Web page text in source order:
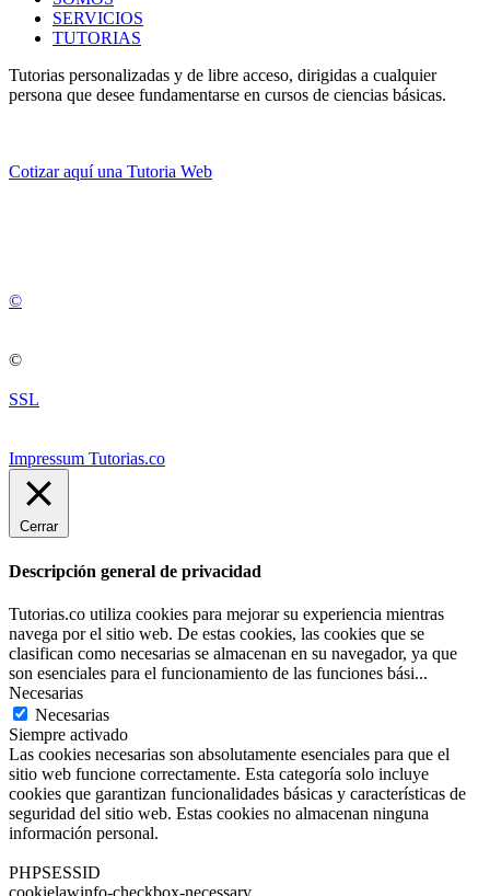
SERVICIOS
TUTORIAS
Tutorias personalizadas y de libre acceso, dirigidas a cualquier
persona que desee fundamentarse en cursos de ciencias básicas.
Cotizar aquí una Tutoria Web
©
©
SSL
Impressum Tutorias.co
Cerrar
Descripción general de privacidad
Tutorias.co utiliza cookies para mejorar su experiencia mientras
navega por el sitio web. De estas cookies, las cookies que se
clasifican como necesarias se almacenan en su navegador, ya que
son esenciales para el funcionamiento de las funciones bási...
Necesarias
Necesarias
Siempre activado
Las cookies necesarias son absolutamente esenciales para que el
sitio web funcione correctamente. Esta categoría solo incluye
cookies que garantizan funcionalidades básicas y características de
seguridad del sitio web. Estas cookies no almacenan ninguna
información personal.
PHPSESSID
cookielawinfo-checkbox-necessary